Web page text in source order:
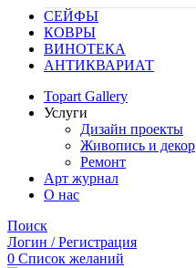
СЕЙФЫ
КОВРЫ
ВИНОТЕКА
АНТИКВАРИАТ
Topart Gallery
Услуги
Дизайн проекты
Живопись и декор
Ремонт
Арт журнал
О нас
Поиск
Логин / Регистрация
0 Список желаний